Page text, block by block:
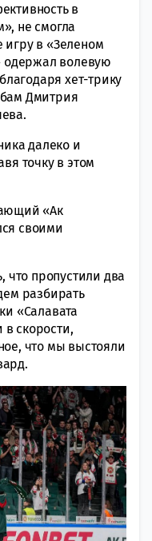
в
не смогла
игру в «Зеленом
одержал волевую
хет-трику
Дмитрия
далеко и
точку в этом
«Ак
своими
что пропустили два
разбирать
«Салавата
скорости,
что мы выстояли